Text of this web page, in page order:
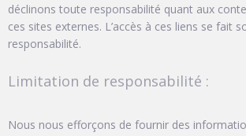
déclinons toute responsabilité quant aux
ces sites externes. L’accès à ces liens se fait
responsabilité.
Limitation de responsabilité :
Nous nous efforçons de fournir des